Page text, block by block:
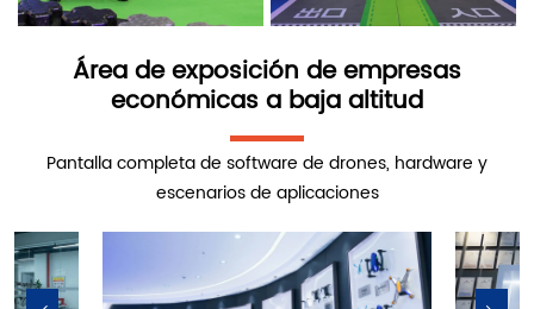
Área de exposición de empresas
económicas a baja altitud
Pantalla completa de software de drones, hardware y
escenarios de aplicaciones